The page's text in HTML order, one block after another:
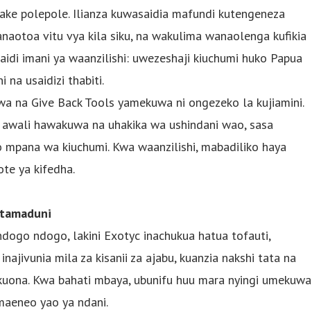
polepole. Ilianza kuwasaidia mafundi kutengeneza
vitu vya kila siku, na wakulima wanaolenga kufikia
imani ya waanzilishi: uwezeshaji kiuchumi huko Papua
na usaidizi thabiti.
na Give Back Tools yamekuwa ni ongezeko la kujiamini.
hawakuwa na uhakika wa ushindani wao, sasa
wa kiuchumi. Kwa waanzilishi, mabadiliko haya
ya kifedha.
ndogo, lakini Exotyc inachukua hatua tofauti,
mila za kisanii za ajabu, kuanzia nakshi tata na
Kwa bahati mbaya, ubunifu huu mara nyingi umekuwa
yao ya ndani.